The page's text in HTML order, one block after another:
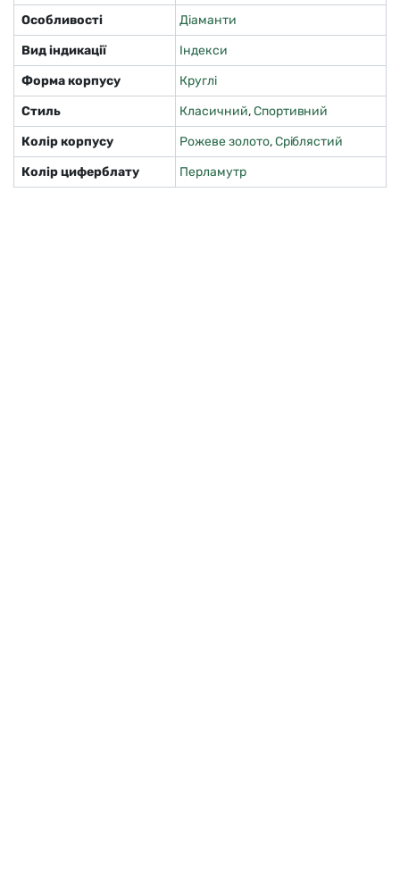
Особливості
Діаманти
Вид індикації
Індекси
Форма корпусу
Круглі
Стиль
Класичний,Спортивний
Колір корпусу
Рожеве золото,Сріблястий
Колір циферблату
Перламутр